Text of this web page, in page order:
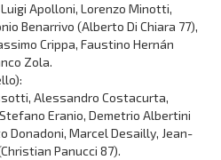
Apolloni, Lorenzo Minotti,
Benarrivo (Alberto Di Chiara 77),
Crippa, Faustino Hernán
Zola.
Alessandro Costacurta,
Eranio, Demetrio Albertini
Donadoni, Marcel Desailly, Jean-
Panucci 87).